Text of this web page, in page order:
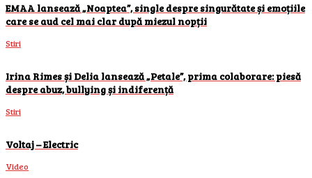
EMAA lansează „Noaptea”, single despre singurătate și emoțiile
care se aud cel mai clar după miezul nopții
Stiri
Irina Rimes și Delia lansează „Petale”, prima colaborare: piesă
despre abuz, bullying și indiferență
Stiri
Voltaj – Electric
Video